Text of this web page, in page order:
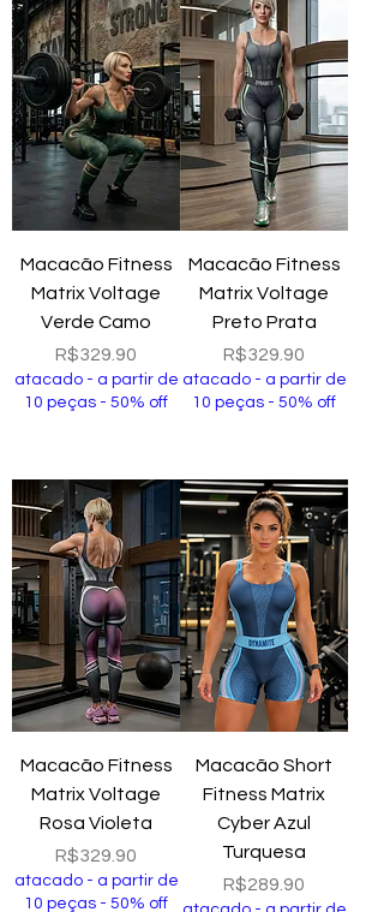
Macacão Fitness
Matrix Voltage
Verde Camo
Price
R$329.90
atacado - a partir de
10 peças - 50% off
Macacão Fitness
Matrix Voltage
Preto Prata
Price
R$329.90
atacado - a partir de
10 peças - 50% off
Macacão Fitness
Matrix Voltage
Rosa Violeta
Price
R$329.90
atacado - a partir de
10 peças - 50% off
Macacão Short
Fitness Matrix
Cyber Azul
Turquesa
Price
R$289.90